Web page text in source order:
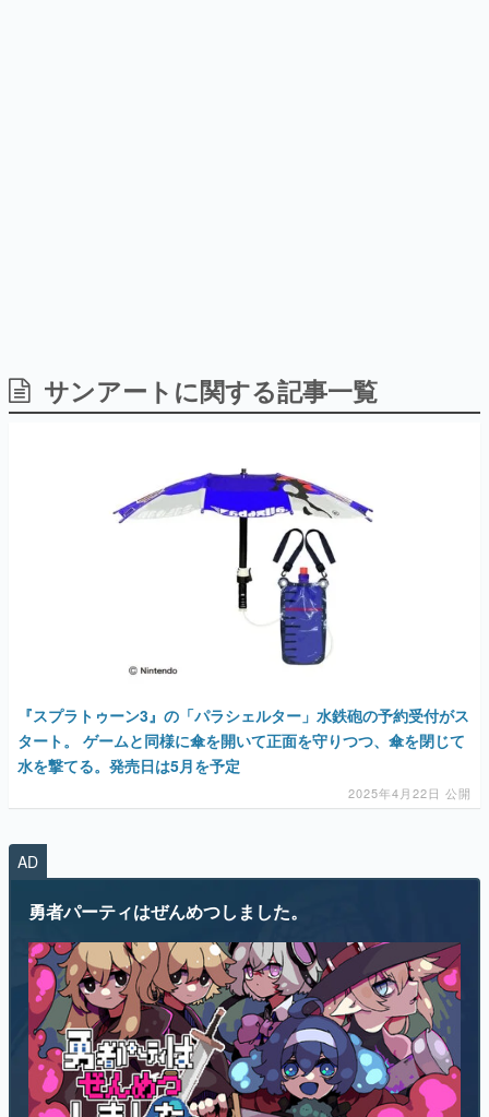
日本のモバイルゲーム史における主要なトピック・タイト
ルを網羅するほか、開発者へのインタビューや識者による
解説を掲載。約20年の歴史が一望できる決定版！
『うつヌケ』『ペンと箸』等で知られるマンガ家・田中圭
一先生によるゲーム業界レポートマンガです。
なんでゲームは面白い？
ゲーム開発者・hamatsu氏がゲームの魅力を画面や操作の
具体的な形から解き明かしていく、硬派で骨太な評論連載
ゲームが変えた日本語
「経験値」「裏技」「ラスボス」… ゲームにまつわる言葉
の起源や用法の変遷を、コンピューター文化史研究家・タ
イニーP氏が徹底調査。
カテゴリ
特集記事
マンガ
女性向け
アプリレビュー
その他
電ファミニコゲーマーとは？
運営：株式会社マレ
『スプラトゥーン3』の「パラシェルター」水鉄砲の予約受付がス
タート。 ゲームと同様に傘を開いて正面を守りつつ、傘を閉じて
2025年4月22日 公開
AD
“ぜんめつ”してしまった勇者パーティから1人だけ選んで、ともに迷
宮からの脱出を目指すダンジョン探索RPGです。 ただし勇者は「は